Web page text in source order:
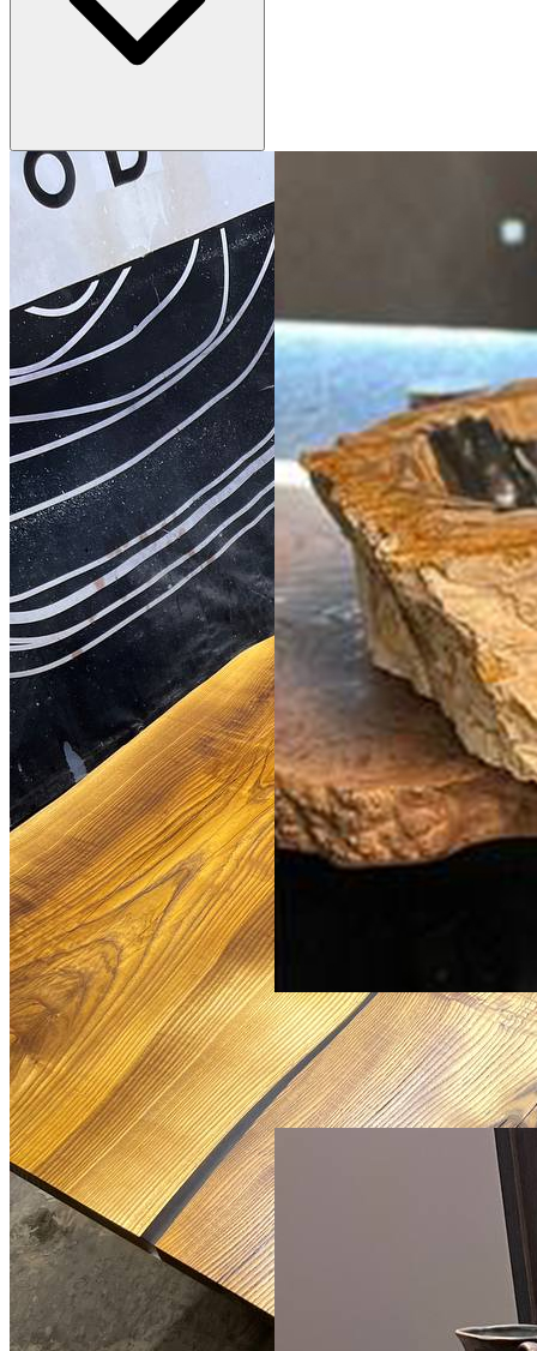
Натуральный слэб с живым краем и прозрачной смолой.
Грубые металлические ножки или консольное крепление.
Растения на столешнице, деревянные аксессуары.
по запросу
Раковина и набор для ванной
комнаты из окаменелого
дерева